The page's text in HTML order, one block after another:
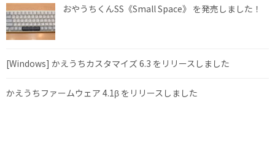
おやうちくんSS《Small Space》 を発売しました！
[Windows] かえうちカスタマイズ 6.3 をリリースしました
かえうちファームウェア 4.1β をリリースしました